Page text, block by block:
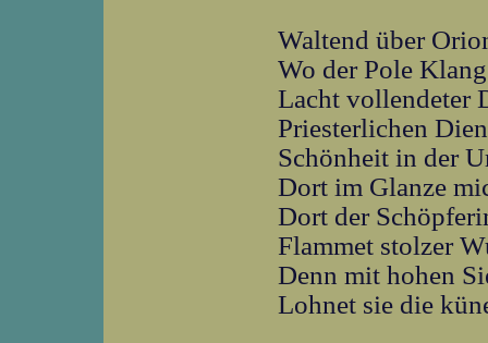
Waltend über
Wo der Pole
Lacht vollendeter
Priesterlichen
Schönheit in der
Dort im Glanze
Dort der
Flammet stolzer
Denn mit hohen
Lohnet sie die